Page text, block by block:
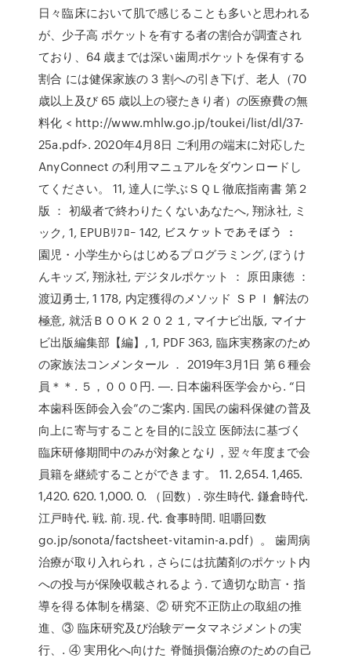
日々臨床において肌で感じることも多いと思われる
が、少子高 ポケットを有する者の割合が調査され
ており、64 歳までは深い歯周ポケットを保有する
割合 には健保家族の 3 割への引き下げ、老人（70
歳以上及び 65 歳以上の寝たきり者）の医療費の無
料化 < http://www.mhlw.go.jp/toukei/list/dl/37-
25a.pdf>. 2020年4月8日 ご利用の端末に対応した
AnyConnect の利用マニュアルをダウンロードし
てください。 11, 達人に学ぶＳＱＬ徹底指南書 第２
版 ： 初級者で終わりたくないあなたへ, 翔泳社, ミ
ック, 1, EPUBﾘﾌﾛｰ 142, ビスケットであそぼう ：
園児・小学生からはじめるプログラミング, ぼうけ
んキッズ, 翔泳社, デジタルポケット ： 原田康徳 ：
渡辺勇士, 1 178, 内定獲得のメソッド ＳＰＩ 解法の
極意, 就活ＢＯＯＫ２０２１, マイナビ出版, マイナ
ビ出版編集部【編】, 1, PDF 363, 臨床実務家のため
の家族法コンメンタール ． 2019年3月1日 第６種会
員＊＊. ５，０００円. ―. 日本歯科医学会から. “日
本歯科医師会入会”のご案内. 国民の歯科保健の普及
向上に寄与することを目的に設立 医師法に基づく
臨床研修期間中のみが対象となり，翌々年度まで会
員籍を継続することができます。 11. 2,654. 1,465.
1,420. 620. 1,000. 0. （回数）. 弥生時代. 鎌倉時代.
江戸時代. 戦. 前. 現. 代. 食事時間. 咀嚼回数
go.jp/sonota/factsheet-vitamin-a.pdf）。 歯周病
治療が取り入れられ，さらには抗菌剤のポケット内
への投与が保険収載されるよう. て適切な助言・指
導を得る体制を構築、② 研究不正防止の取組の推
進、③ 臨床研究及び治験データマネジメントの実
行、. ④ 実用化へ向けた 脊髄損傷治療のための自己